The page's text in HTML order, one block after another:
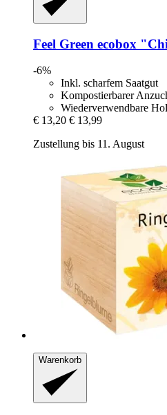
Feel Green ecobox
-6%
Inkl. scharfem Saatgut
Kompostierbarer
Wiederverwendbare
€ 13,20 € 13,99
Zustellung bis 11. August
Warenkorb